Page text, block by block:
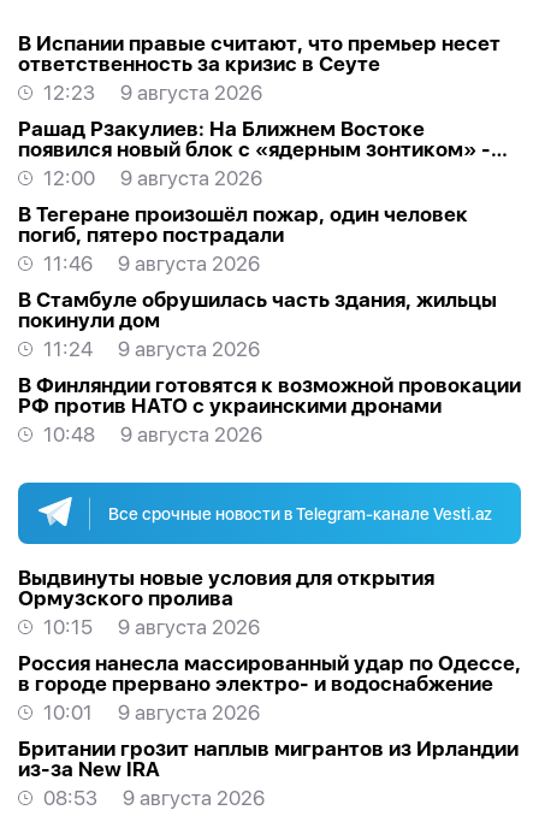
В Испании правые считают, что премьер несет
ответственность за кризис в Сеуте
12:23
9 августа 2026
Рашад Рзакулиев: На Ближнем Востоке
появился новый блок с «ядерным зонтиком» -
МНЕНИЕ ЭКСПЕРТА
12:00
9 августа 2026
В Тегеране произошёл пожар, один человек
погиб, пятеро пострадали
11:46
9 августа 2026
В Стамбуле обрушилась часть здания, жильцы
покинули дом
11:24
9 августа 2026
В Финляндии готовятся к возможной провокации
РФ против НАТО с украинскими дронами
10:48
9 августа 2026
Все срочные новости в Telegram-канале Vesti.az
Выдвинуты новые условия для открытия
Ормузского пролива
10:15
9 августа 2026
Россия нанесла массированный удар по Одессе,
в городе прервано электро- и водоснабжение
10:01
9 августа 2026
Британии грозит наплыв мигрантов из Ирландии
из-за New IRA
08:53
9 августа 2026